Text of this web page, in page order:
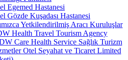
Egemed Hastanesi
Gözde Kuşadası Hastanesi
Yetkilendirilmiş Aracı Kuruluşlar
Health Travel Tourism Agency
Care Health Service Sağlık Turizm
Otel Seyahat ve Ticaret Limited